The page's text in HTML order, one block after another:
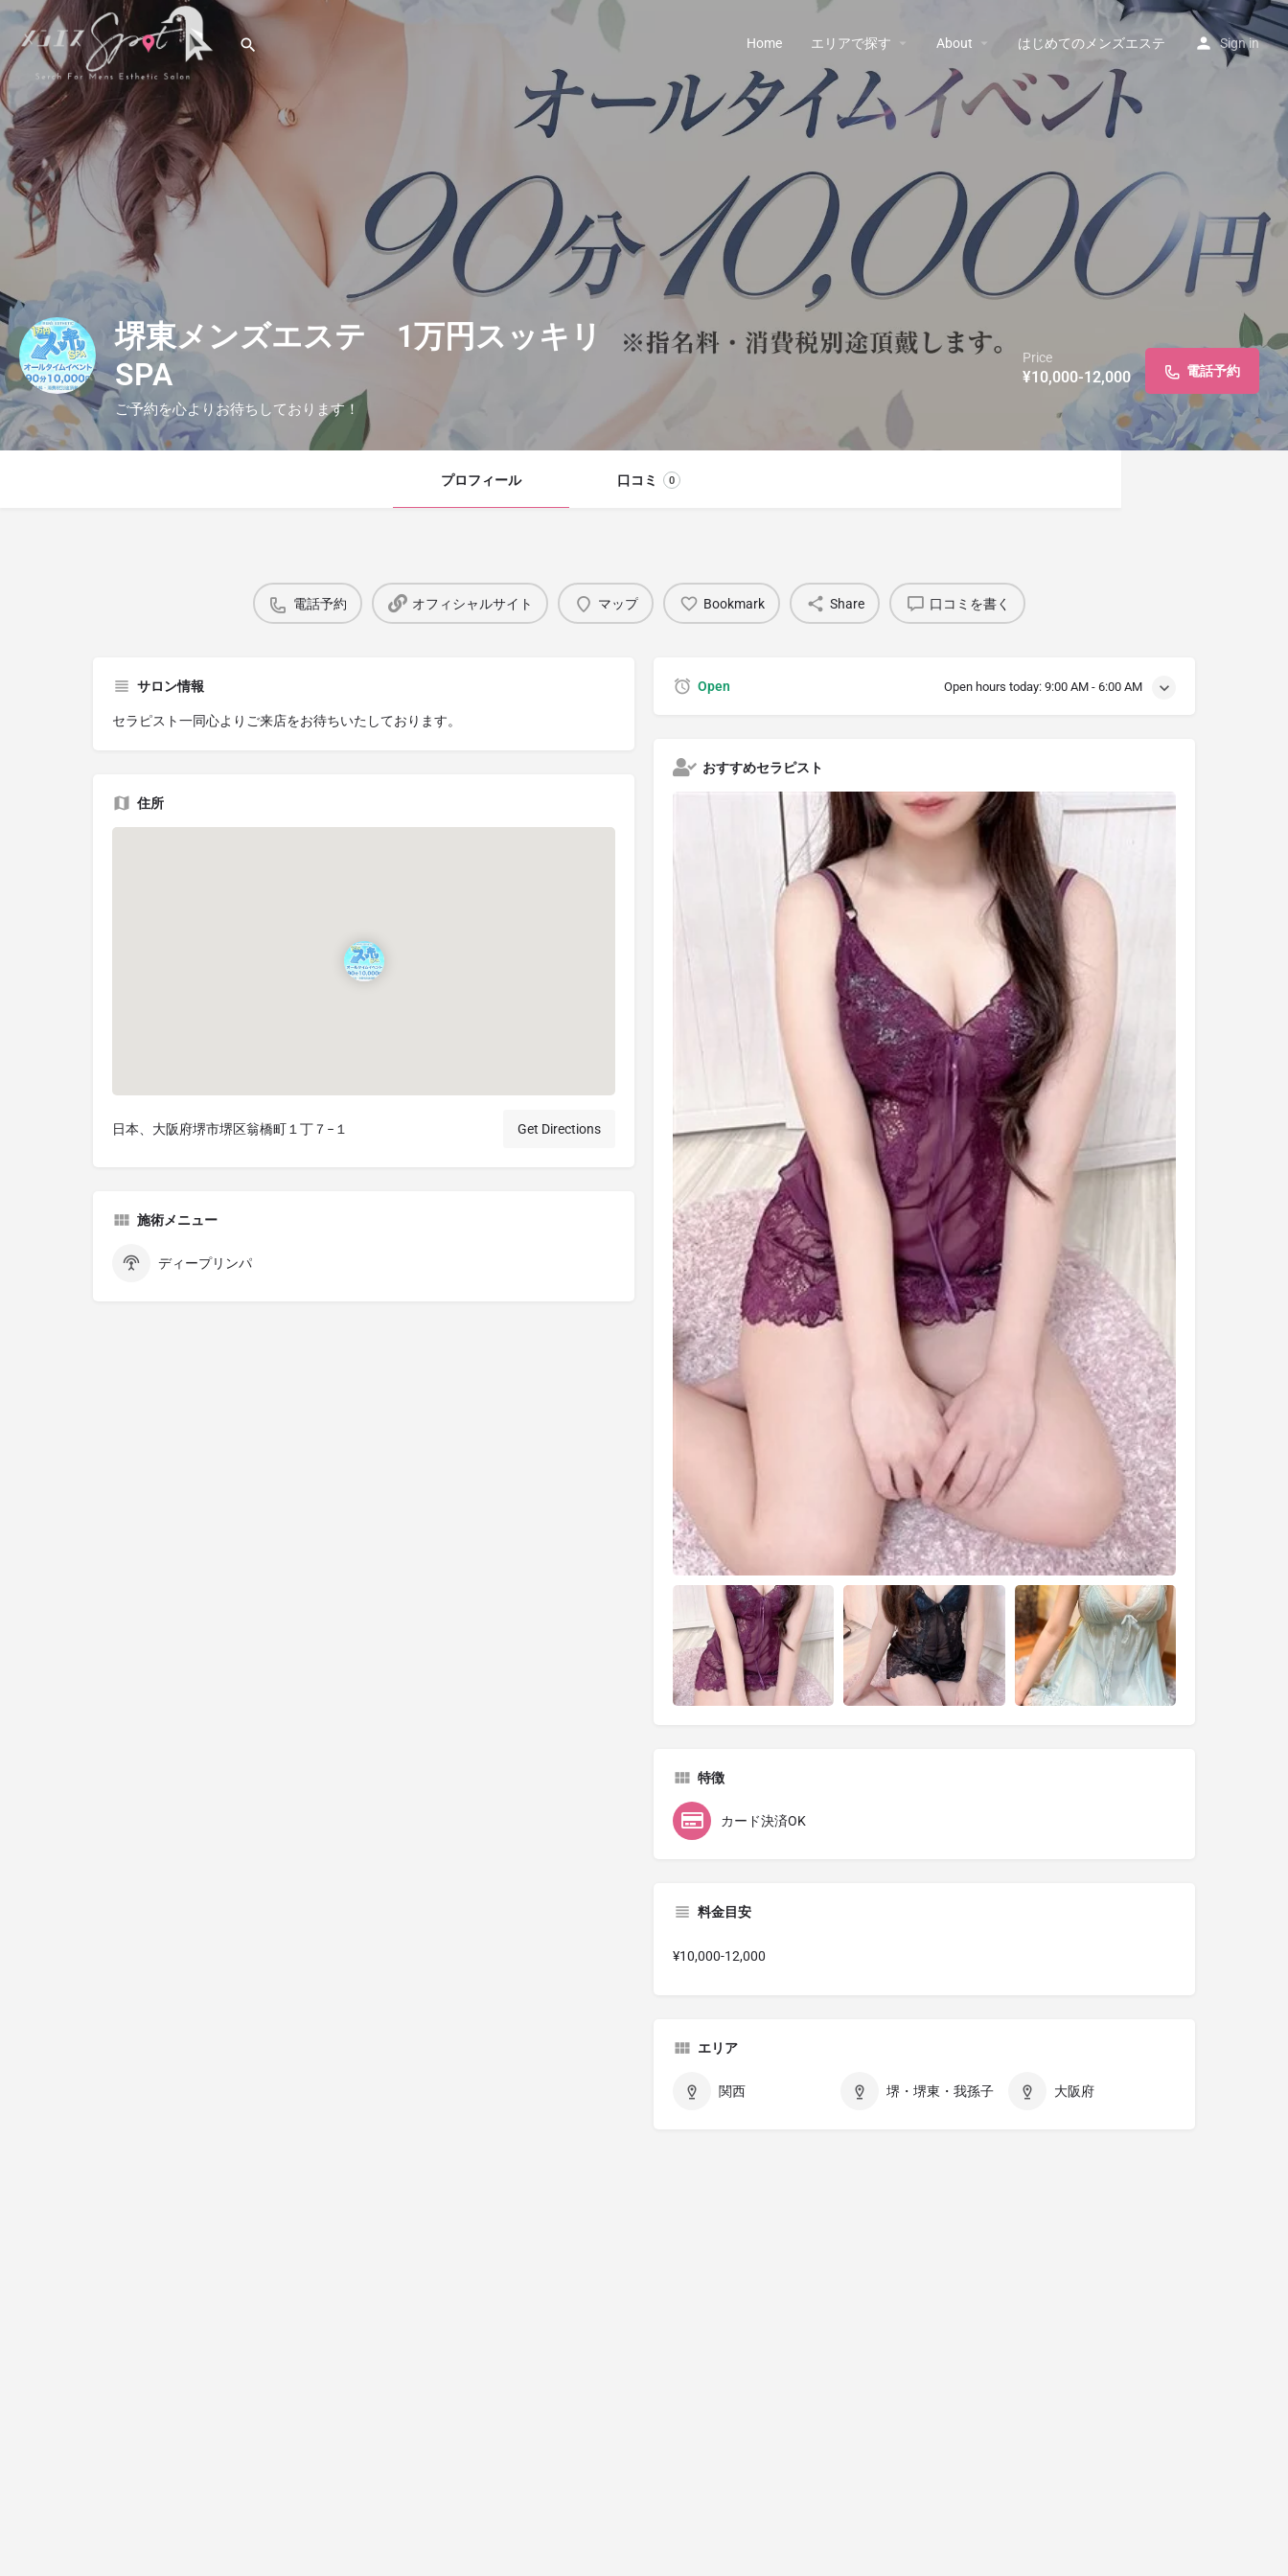
Home エリアで探す About はじめてのメンズエステ Sign in
堺東メンズエステ 1万円スッキリ
SPA
ご予約を心よりお待ちしております！
Price
¥10,000-12,000 電話予約
プロフィール 口コミ 0
電話予約 オフィシャルサイト マップ Bookmark Share 口コミを書く
サロン情報
セラピスト一同心よりご来店をお待ちいたしております。
住所
日本、大阪府堺市堺区翁橋町１丁７−１ Get Directions
施術メニュー
ディープリンパ
Open Open hours today: 9:00 AM - 6:00 AM
おすすめセラピスト
特徴
カード決済OK
料金目安
¥10,000-12,000
エリア
関西 堺・堺東・我孫子 大阪府